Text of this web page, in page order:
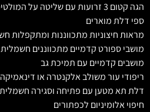
הגה קטום 3 זרועות עם שליטה על המולטימדיה בתיפור עור
ספי דלת מוארים
מראות חיצוניות מתכווננות
מושבי ספורט קדמיים מתכווננים
מושבים קדמיים עם תמיכת גב
ריפודי עור משולב אלקנטרה או
דלת תא מטען עם פתיחה וסגירה
חיפוי אלומיניום לכפתורים